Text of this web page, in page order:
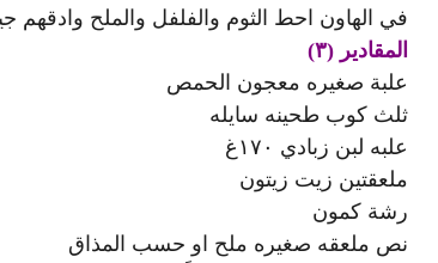
في الهاون احط الثوم والفلفل والملح وادقهم
المقادير (٣)
علبة صغيره معجون الحمص
ثلث كوب طحينه سايله
علبه لبن زبادي ١٧٠غ
ملعقتين زيت زيتون
رشة كمون
نص ملعقه صغيره ملح او حسب المذاق